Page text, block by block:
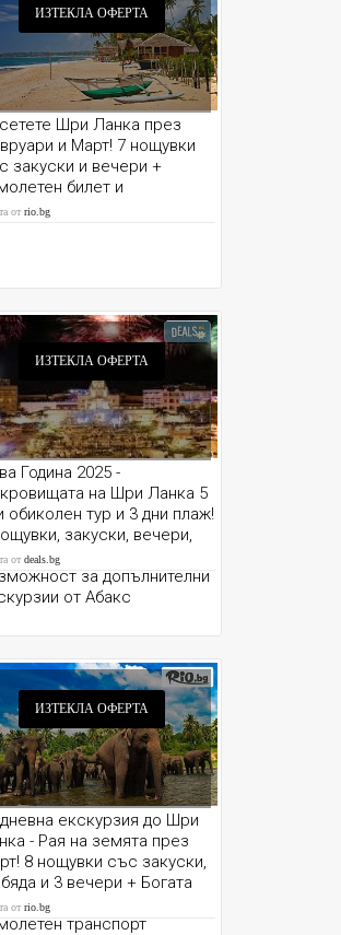
ИЗТЕКЛА ОФЕРТА
Шри Ланка през
и Март! 7 нощувки
закуски и вечери +
билет и
за Сафари
отrio.bg
ИЗТЕКЛА ОФЕРТА
Година 2025 -
на Шри Ланка 5
обиколен тур и 3 дни плаж!
закуски, вечери,
такси, трансфери и
за допълнителни
от Абакс
отdeals.bg
ИЗТЕКЛА ОФЕРТА
екскурзия до Шри
- Рая на земята през
8 нощувки със закуски,
и 3 вечери + Богата
програма +
транспорт
отrio.bg